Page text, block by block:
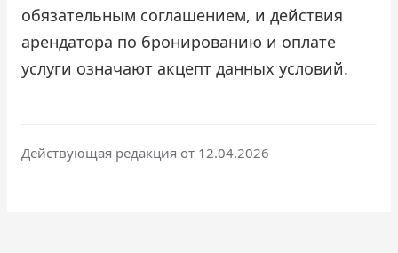
обязательным соглашением, и действия
арендатора по бронированию и оплате
услуги означают акцепт данных условий.
Действующая редакция от 12.04.2026